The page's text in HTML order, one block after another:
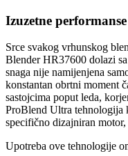
Izuzetne
Srce svakog vrhunskog
Blender HR37600 dolazi
snaga nije namijenjena
konstantan obrtni moment
sastojcima poput leda,
ProBlend Ultra tehnologija
specifično dizajniran
Upotreba ove tehnologije